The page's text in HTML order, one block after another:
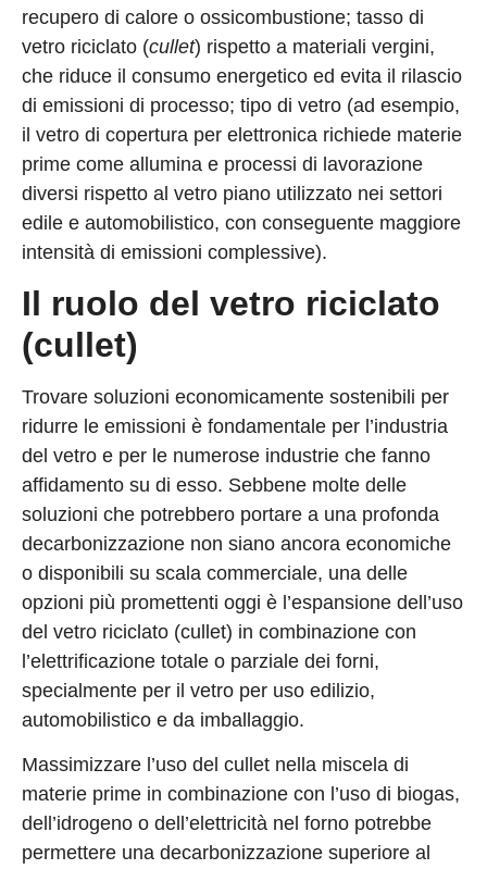
recupero di calore o ossicombustione; tasso di
vetro riciclato (cullet) rispetto a materiali vergini,
che riduce il consumo energetico ed evita il rilascio
di emissioni di processo; tipo di vetro (ad esempio,
il vetro di copertura per elettronica richiede materie
prime come allumina e processi di lavorazione
diversi rispetto al vetro piano utilizzato nei settori
edile e automobilistico, con conseguente maggiore
intensità di emissioni complessive).
Il ruolo del vetro riciclato
(cullet)
Trovare soluzioni economicamente sostenibili per
ridurre le emissioni è fondamentale per l’industria
del vetro e per le numerose industrie che fanno
affidamento su di esso. Sebbene molte delle
soluzioni che potrebbero portare a una profonda
decarbonizzazione non siano ancora economiche
o disponibili su scala commerciale, una delle
opzioni più promettenti oggi è l’espansione dell’uso
del vetro riciclato (cullet) in combinazione con
l’elettrificazione totale o parziale dei forni,
specialmente per il vetro per uso edilizio,
automobilistico e da imballaggio.
Massimizzare l’uso del cullet nella miscela di
materie prime in combinazione con l’uso di biogas,
dell’idrogeno o dell’elettricità nel forno potrebbe
permettere una decarbonizzazione superiore al